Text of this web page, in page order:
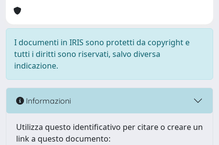
I documenti in IRIS sono protetti da copyright e
tutti i diritti sono riservati, salvo diversa
indicazione.
Informazioni
Utilizza questo identificativo per citare o creare un
link a questo documento: